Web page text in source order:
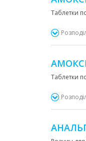
Таблетки
Таблетки